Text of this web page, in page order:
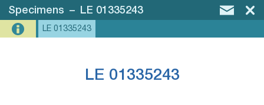
Specimens – LE 01335243
LE 01335243
LE 01335243